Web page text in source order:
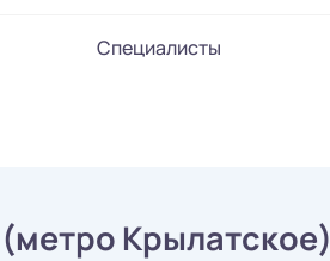
Специалисты
Крылатское)